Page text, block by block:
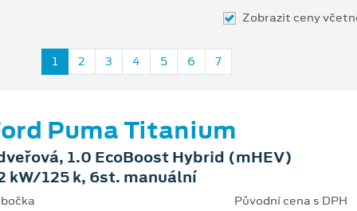
Zobrazit ceny
1 2 3 4 5 6 7
Puma Titanium
1.0 EcoBoost Hybrid (mHEV)
kW/125 k, 6st. manuální
Původní cena s DPH